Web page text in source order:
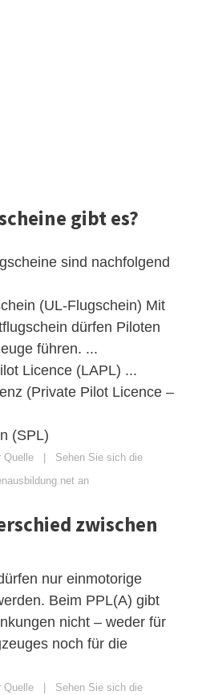
gibt es?
sind nachfolgend
(UL-Flugschein) Mit
dürfen Piloten
führen. ...
Licence (LAPL) ...
(Private Pilot Licence –
(SPL)
Quelle
Sehen Sie sich die
an
zwischen
nur einmotorige
Beim PPL(A) gibt
nicht – weder für
noch für die
Quelle
Sehen Sie sich die